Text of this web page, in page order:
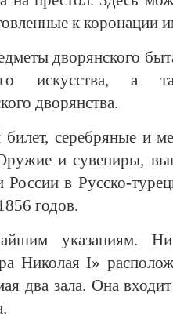
к коронации
дворянского
искусства, а
дворянства.
серебряные и
и сувениры,
в Русско-
годов.
указаниям.
Николая I»
два зала. Она